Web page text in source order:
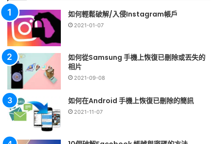
如何輕鬆破解/入侵Instagram帳戶
2021-01-07
如何從Samsung 手機上恢復已刪除或丟失的
相片
2021-09-08
如何在Android 手機上恢復已刪除的簡訊
2021-11-07